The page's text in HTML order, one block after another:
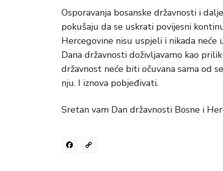
Osporavanja bosanske državnosti i
pokušaju da se uskrati povijesni
Hercegovine nisu uspjeli i nikada
Dana državnosti doživljavamo kao
državnost neće biti očuvana sama od
nju. I iznova pobjeđivati.
Sretan vam Dan državnosti Bosne i
Facebook